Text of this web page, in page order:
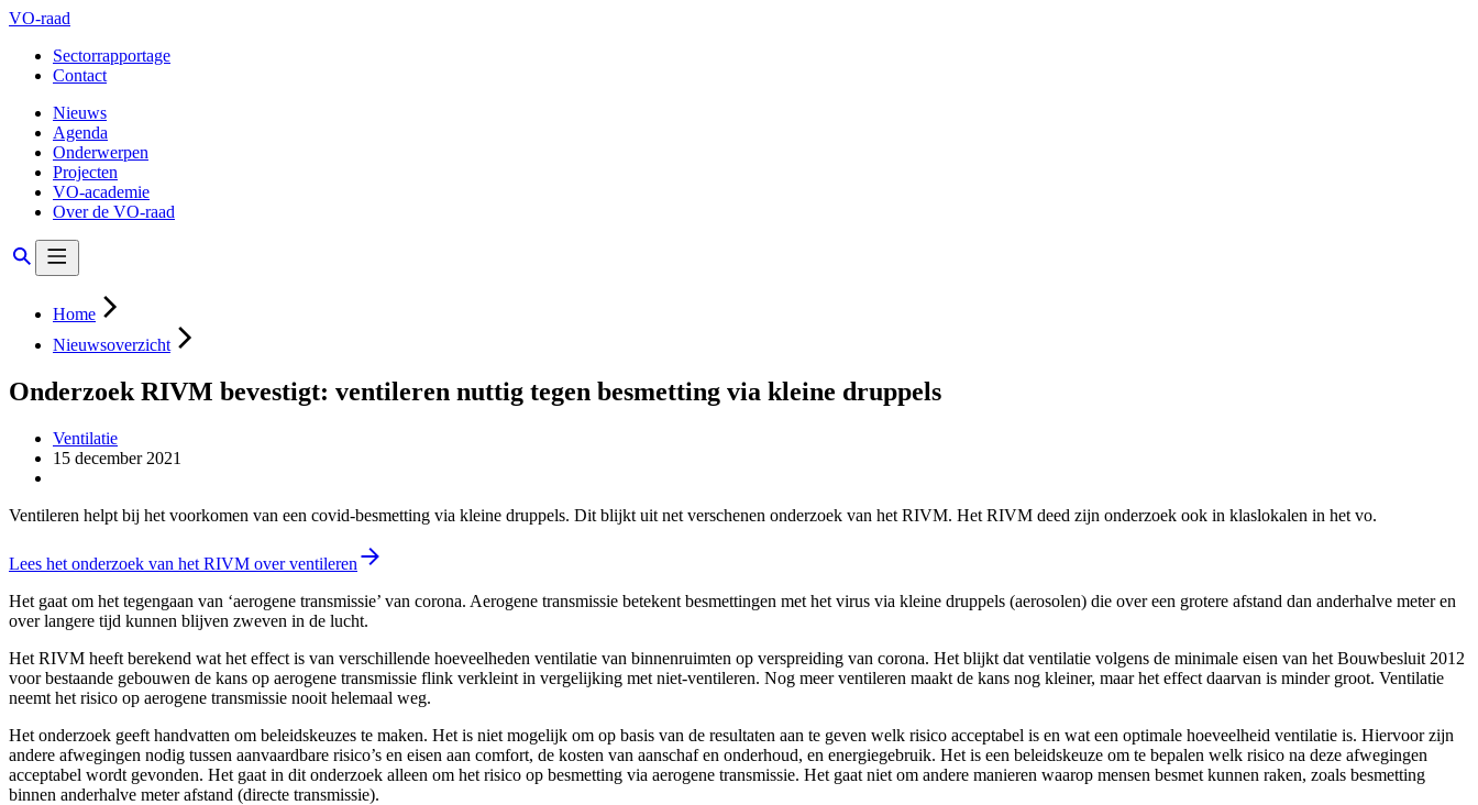
VO-raad
Sectorrapportage
Contact
Nieuws
Agenda
Onderwerpen
Projecten
VO-academie
Over de VO-raad
Home
Nieuwsoverzicht
Onderzoek RIVM bevestigt: ventileren nuttig tegen besmetting via kleine druppels
Ventilatie
15 december 2021
Ventileren helpt bij het voorkomen van een covid-besmetting via kleine druppels. Dit blijkt uit net verschenen onderzoek van het RIVM. Het RIVM deed zijn onderzoek ook in klaslokalen in het vo.
Lees het onderzoek van het RIVM over ventileren
Het gaat om het tegengaan van ‘aerogene transmissie’ van corona. Aerogene transmissie betekent besmettingen met het virus via kleine druppels (aerosolen) die over een grotere afstand dan anderhalve meter en
over langere tijd kunnen blijven zweven in de lucht.
Het RIVM heeft berekend wat het effect is van verschillende hoeveelheden ventilatie van binnenruimten op verspreiding van corona. Het blijkt dat ventilatie volgens de minimale eisen van het Bouwbesluit 2012
voor bestaande gebouwen de kans op aerogene transmissie flink verkleint in vergelijking met niet-ventileren. Nog meer ventileren maakt de kans nog kleiner, maar het effect daarvan is minder groot. Ventilatie
neemt het risico op aerogene transmissie nooit helemaal weg.
Het onderzoek geeft handvatten om beleidskeuzes te maken. Het is niet mogelijk om op basis van de resultaten aan te geven welk risico acceptabel is en wat een optimale hoeveelheid ventilatie is. Hiervoor zijn
andere afwegingen nodig tussen aanvaardbare risico’s en eisen aan comfort, de kosten van aanschaf en onderhoud, en energiegebruik. Het is een beleidskeuze om te bepalen welk risico na deze afwegingen
acceptabel wordt gevonden. Het gaat in dit onderzoek alleen om het risico op besmetting via aerogene transmissie. Het gaat niet om andere manieren waarop mensen besmet kunnen raken, zoals besmetting
binnen anderhalve meter afstand (directe transmissie).